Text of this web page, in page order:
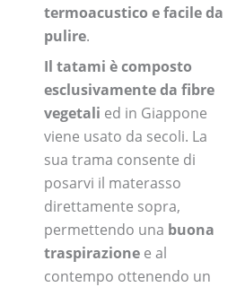
termoacustico e facile da
pulire.
Il tatami è composto
esclusivamente da fibre
vegetali ed in Giappone
viene usato da secoli. La
sua trama consente di
posarvi il materasso
direttamente sopra,
permettendo una buona
traspirazione e al
contempo ottenendo un